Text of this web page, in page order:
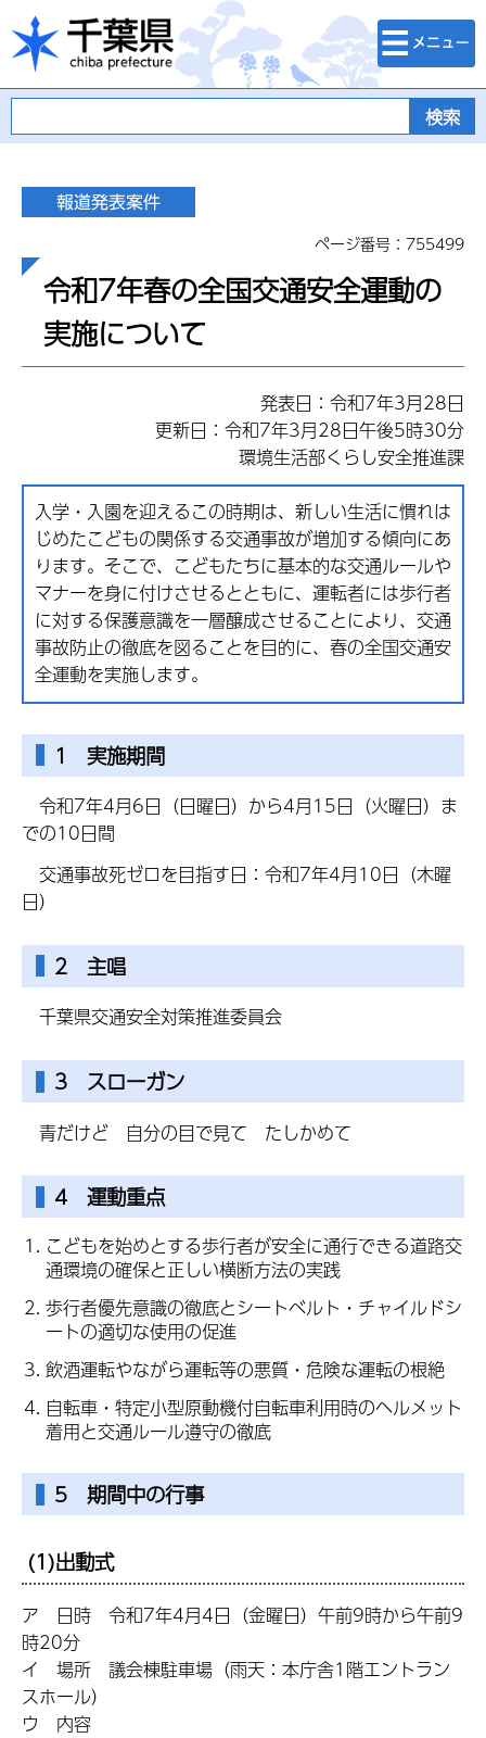
千葉県
検索・メニュ
ー
ページ番号：755499
令和7年春の全国交通安全運動の
実施について
発表日：令和7年3月28日
更新日：令和7年3月28日午後5時30分
環境生活部くらし安全推進課
入学・入園を迎えるこの時期は、新しい生活に慣れは
じめたこどもの関係する交通事故が増加する傾向にあ
ります。そこで、こどもたちに基本的な交通ルールや
マナーを身に付けさせるとともに、運転者には歩行者
に対する保護意識を一層醸成させることにより、交通
事故防止の徹底を図ることを目的に、春の全国交通安
全運動を実施します。
1 実施期間
令和7年4月6日（日曜日）から4月15日（火曜日）ま
での10日間
交通事故死ゼロを目指す日：令和7年4月10日（木曜
日）
2 主唱
千葉県交通安全対策推進委員会
3 スローガン
青だけど 自分の目で見て たしかめて
4 運動重点
こどもを始めとする歩行者が安全に通行できる道路交
通環境の確保と正しい横断方法の実践
歩行者優先意識の徹底とシートベルト・チャイルドシ
ートの適切な使用の促進
飲酒運転やながら運転等の悪質・危険な運転の根絶
自転車・特定小型原動機付自転車利用時のヘルメット
着用と交通ルール遵守の徹底
5 期間中の行事
(1)出動式
ア 日時 令和7年4月4日（金曜日）午前9時から午前9
時20分
イ 場所 議会棟駐車場（雨天：本庁舎1階エントラン
スホール）
ウ 内容